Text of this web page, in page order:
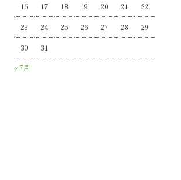
« 7月
16 17 18 19 20 21 22
23 24 25 26 27 28 29
30 31